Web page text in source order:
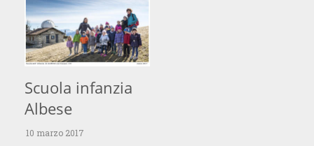
Scuola infanzia
Albese
10 marzo 2017